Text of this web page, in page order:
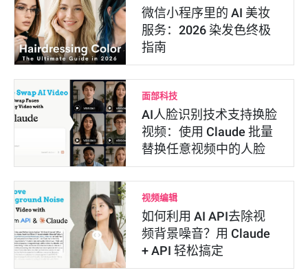
微信小程序里的 AI 美妆
服务：2026 染发色终极
指南
面部科技
AI人脸识别技术支持换脸
视频：使用 Claude 批量
替换任意视频中的人脸
视频编辑
如何利用 AI API去除视
频背景噪音？用 Claude
+ API 轻松搞定